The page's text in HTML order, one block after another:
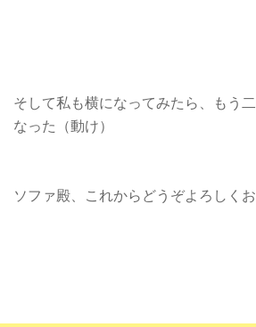
そして私も横になってみたら、もう
なった（動け）
ソファ殿、これからどうぞよろしく